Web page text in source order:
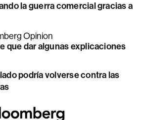
la guerra comercial gracias a
Opinion
que dar algunas explicaciones
podría volverse contra las